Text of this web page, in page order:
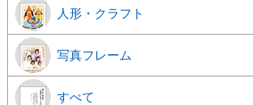
人形・クラフト
写真フレーム
すべて